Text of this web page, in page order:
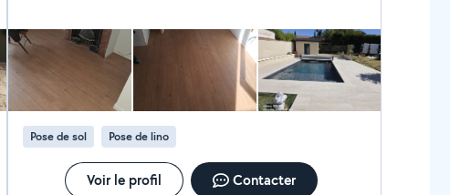
Pose de sol Pose de lino
Voir le profil Contacter